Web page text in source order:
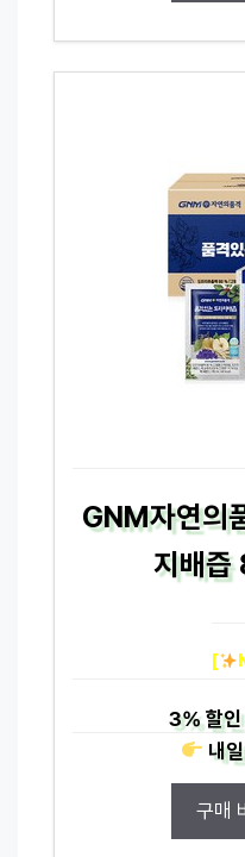
GNM자연의
지배
[
3%할
내일
구매